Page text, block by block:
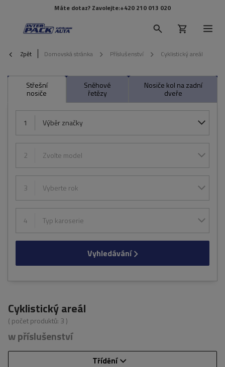
Máte dotaz? Zavolejte:+420 210 013 020
Zpět Domovská stránka Příslušenství Cyklistický areál
Střešní
nosiče
Sněhové
řetězy
Nosiče kol na zadní
dveře
1 Výběr značky
2 Zvolte model
3 Vyberte rok
4 Typ karoserie
Vyhledávání
Cyklistický areál
( počet produktů: 3 )
w příslušenství
Třídění